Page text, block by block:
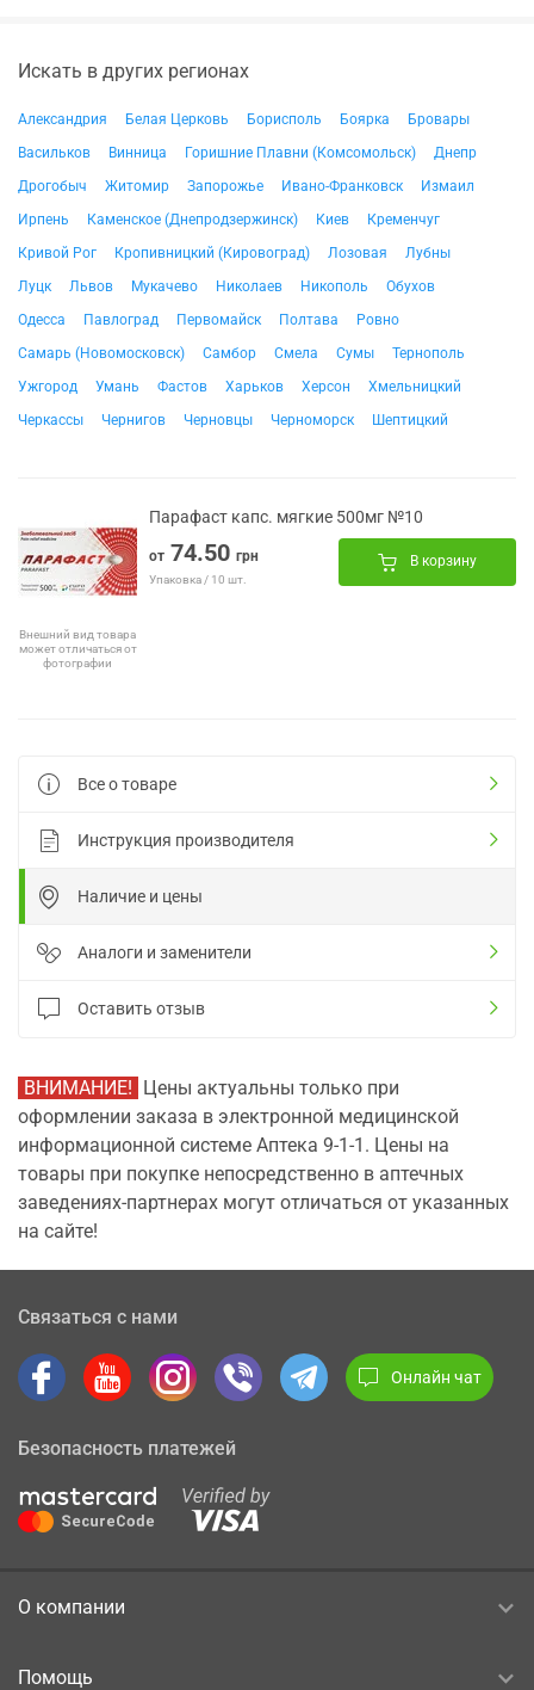
Искать в других регионах
Александрия Белая Церковь Борисполь Боярка
Бровары
Васильков
Винница Горишние Плавни (Комсомольск)
Днепр
Дрогобыч
Житомир Запорожье Ивано-Франковск
Измаил
Ирпень
Каменское (Днепродзержинск) Киев
Кременчуг
Кривой Рог
Кропивницкий (Кировоград) Лозовая
Лубны
Луцк
Львов Мукачево Николаев Никополь
Обухов
Одесса
Павлоград Первомайск Полтава
Ровно
Самарь (Новомосковск)
Самбор Смела Сумы
Тернополь
Ужгород
Умань Фастов Харьков Херсон
Хмельницкий
Черкассы
Чернигов Черновцы Черноморск Шептицкий
Внешний вид товара
может отличаться от
фотографии
Парафаст капс. мягкие 500мг №10
от 74.50 грн
Упаковка / 10 шт.
В корзину
Все о товаре
Инструкция производителя
Наличие и цены
Аналоги и заменители
Оставить отзыв
ВНИМАНИЕ! Цены актуальны только при
оформлении заказа в электронной медицинской
информационной системе Аптека 9-1-1. Цены на
товары при покупке непосредственно в аптечных
заведениях-партнерах могут отличаться от указанных
на сайте!
Связаться с нами
Онлайн чат
Безопасность платежей
О компании
Помощь